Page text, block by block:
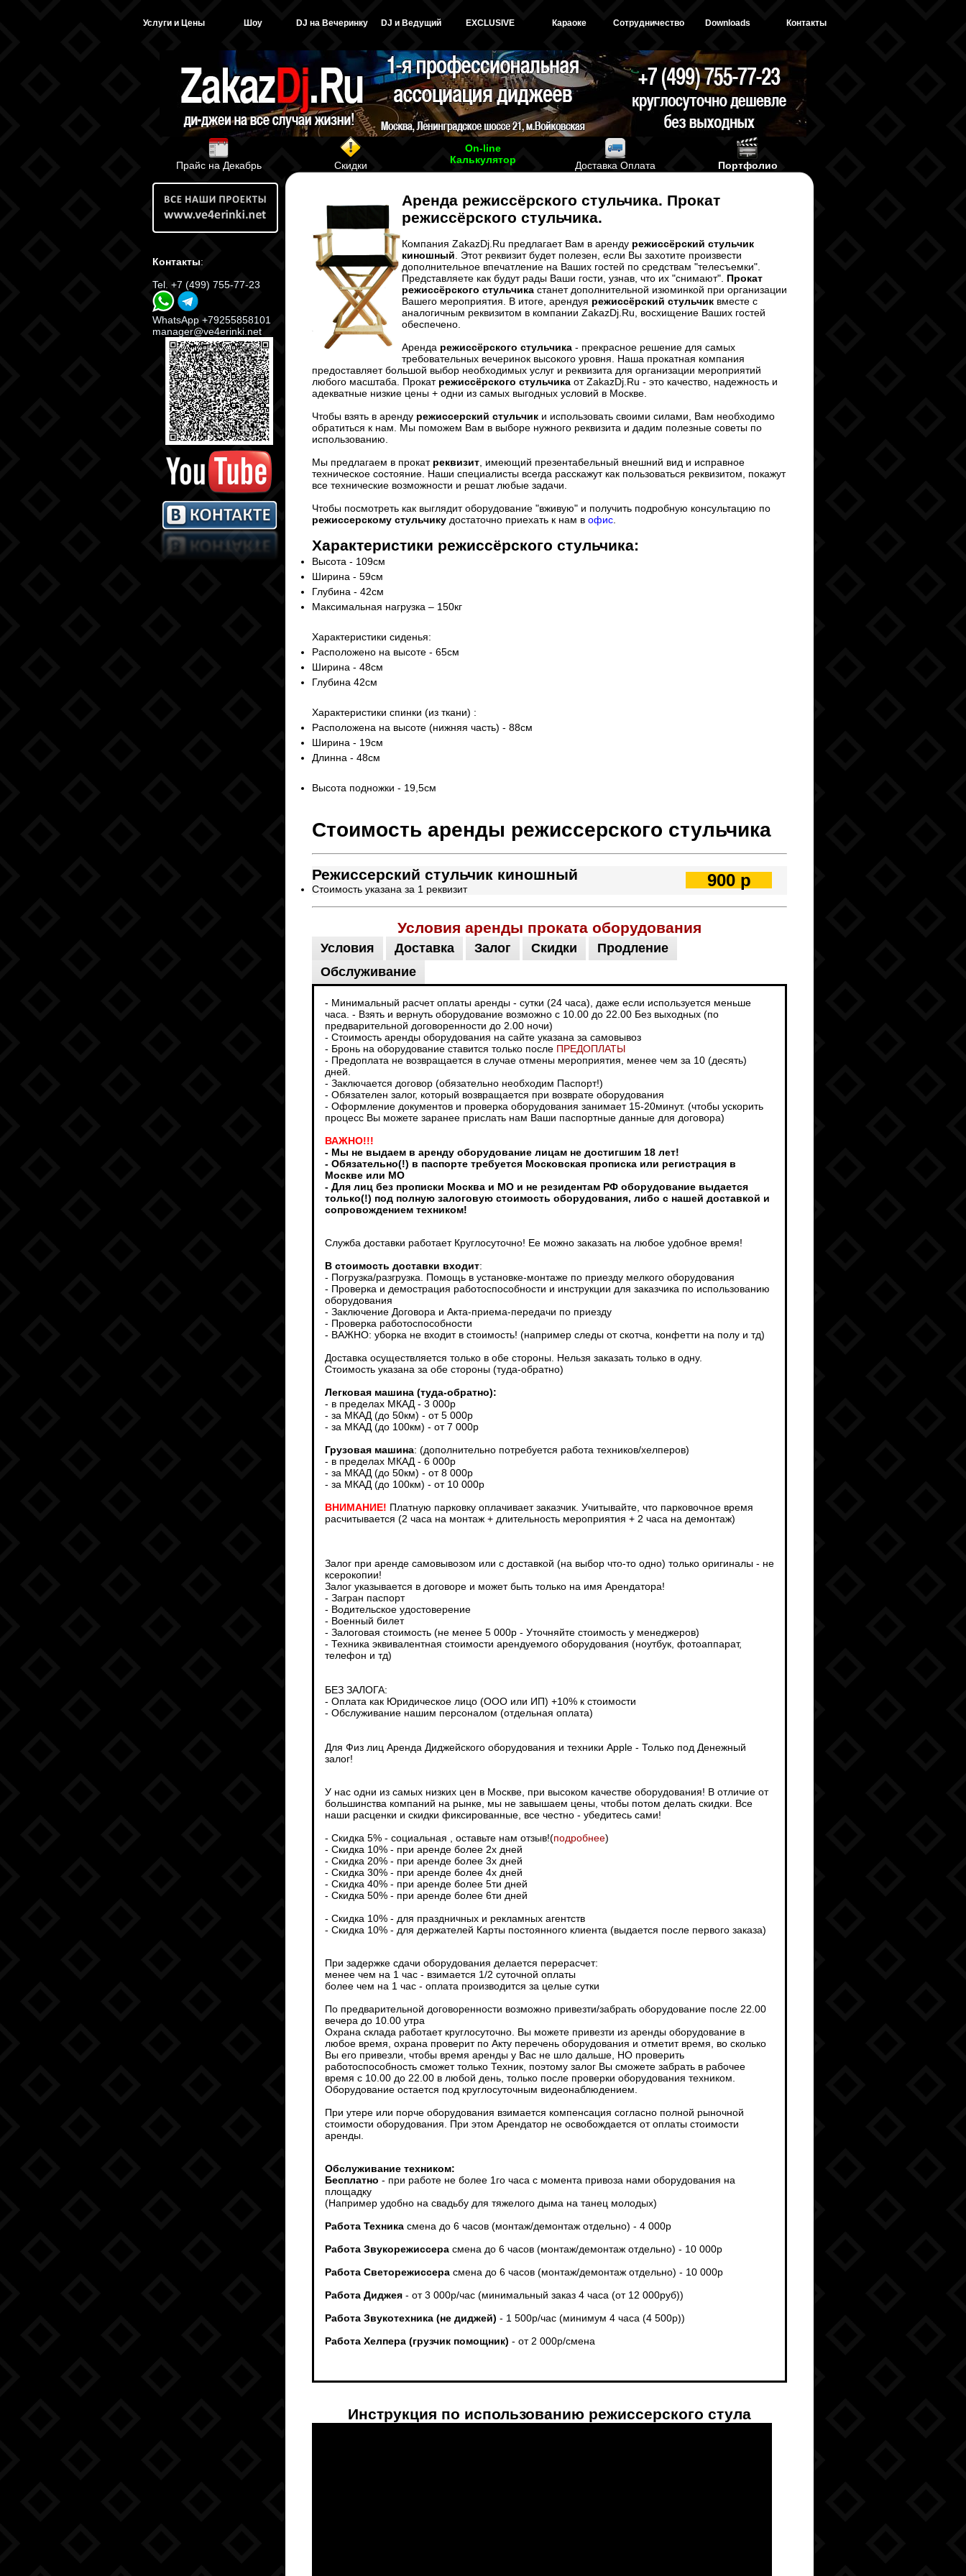
Услуги и Цены Шоу DJ на Вечеринку DJ и Ведущий EXCLUSIVE Караоке Сотрудничество Downloads Контакты
Прайс на Декабрь Скидки
On-line
Калькулятор
Доставка Оплата Портфолио
Контакты:
Tel. +7 (499) 755-77-23
WhatsApp +79255858101
manager@ve4erinki.net
Аренда режиссёрского стульчика. Прокат
режиссёрского стульчика.
Компания ZakazDj.Ru предлагает Вам в аренду режиссёрский стульчик
киношный . Этот реквизит будет полезен, если Вы захотите произвести
дополнительное впечатление на Ваших гостей по средствам "телесъемки".
Представляете как будут рады Ваши гости, узнав, что их "снимают". Прокат
режиссёрского стульчика станет дополнительной изюминкой при организации
Вашего мероприятия. В итоге, арендуя режиссёрский стульчик вместе с
аналогичным реквизитом в компании ZakazDj.Ru, восхищение Ваших гостей
обеспечено.
Аренда режиссёрского стульчика - прекрасное решение для самых
требовательных вечеринок высокого уровня. Наша прокатная компания
предоставляет большой выбор необходимых услуг и реквизита для организации мероприятий
любого масштаба. Прокат режиссёрского стульчика от ZakazDj.Ru - это качество, надежность и
адекватные низкие цены + одни из самых выгодных условий в Москве.
Чтобы взять в аренду режиссерский стульчик и использовать своими силами, Вам необходимо
обратиться к нам. Мы поможем Вам в выборе нужного реквизита и дадим полезные советы по
использованию.
Мы предлагаем в прокат реквизит , имеющий презентабельный внешний вид и исправное
техническое состояние. Наши специалисты всегда расскажут как пользоваться реквизитом, покажут
все технические возможности и решат любые задачи.
Чтобы посмотреть как выглядит оборудование "вживую" и получить подробную консультацию по
режиссерскому стульчику достаточно приехать к нам в офис
Характеристики режиссёрского стульчика:
Высота - 109см
Ширина - 59см
Глубина - 42см
Максимальная нагрузка – 150кг
Характеристики сиденья:
Расположено на высоте - 65см
Ширина - 48см
Глубина 42см
Характеристики спинки (из ткани) :
Расположена на высоте (нижняя часть) - 88см
Ширина - 19см
Длинна - 48см
Высота подножки - 19,5см
Стоимость аренды режиссерского стульчика
Режиссерский стульчик киношный
Стоимость указана за 1 реквизит 900 р
Условия аренды проката оборудования
Условия Доставка Залог Скидки
Продление
Обслуживание
- Минимальный расчет оплаты аренды - сутки (24 часа), даже если используется меньше
часа. - Взять и вернуть оборудование возможно с 10.00 до 22.00 Без выходных (по
предварительной договоренности до 2.00 ночи)
- Стоимость аренды оборудования на сайте указана за самовывоз
- Бронь на оборудование ставится только после ПРЕДОПЛАТЫ
- Предоплата не возвращается в случае отмены мероприятия, менее чем за 10 (десять)
дней.
- Заключается договор (обязательно необходим Паспорт!)
- Обязателен залог, который возвращается при возврате оборудования
- Оформление документов и проверка оборудования занимает 15-20минут. (чтобы ускорить
процесс Вы можете заранее прислать нам Ваши паспортные данные для договора)
ВАЖНО!!!
- Мы не выдаем в аренду оборудование лицам не достигшим 18 лет!
- Обязательно(!) в паспорте требуется Московская прописка или регистрация в
Москве или МО
- Для лиц без прописки Москва и МО и не резидентам РФ оборудование выдается
только(!) под полную залоговую стоимость оборудования, либо с нашей доставкой и
сопровождением техником!
Служба доставки работает Круглосуточно! Ее можно заказать на любое удобное время!
В стоимость доставки входит:
- Погрузка/разгрузка. Помощь в установке-монтаже по приезду мелкого оборудования
- Проверка и демострация работоспособности и инструкции для заказчика по использованию
оборудования
- Заключение Договора и Акта-приема-передачи по приезду
- Проверка работоспособности
- ВАЖНО: уборка не входит в стоимость! (например следы от скотча, конфетти на полу и тд)
Доставка осуществляется только в обе стороны. Нельзя заказать только в одну.
Стоимость указана за обе стороны (туда-обратно)
Легковая машина (туда-обратно):
- в пределах МКАД - 3 000р
- за МКАД (до 50км) - от 5 000р
- за МКАД (до 100км) - от 7 000р
Грузовая машина: (дополнительно потребуется работа техников/хелперов)
- в пределах МКАД - 6 000р
- за МКАД (до 50км) - от 8 000р
- за МКАД (до 100км) - от 10 000р
ВНИМАНИЕ! Платную парковку оплачивает заказчик. Учитывайте, что парковочное время
расчитывается (2 часа на монтаж + длительность мероприятия + 2 часа на демонтаж)
Залог при аренде самовывозом или с доставкой (на выбор что-то одно) только оригиналы - не
ксерокопии!
Залог указывается в договоре и может быть только на имя Арендатора!
- Загран паспорт
- Водительское удостоверение
- Военный билет
- Залоговая стоимость (не менее 5 000р - Уточняйте стоимость у менеджеров)
- Техника эквивалентная стоимости арендуемого оборудования (ноутбук, фотоаппарат,
телефон и тд)
БЕЗ ЗАЛОГА:
- Оплата как Юридическое лицо (ООО или ИП) +10% к стоимости
- Обслуживание нашим персоналом (отдельная оплата)
Для Физ лиц Аренда Диджейского оборудования и техники Apple - Только под Денежный
залог!
У нас одни из самых низких цен в Москве, при высоком качестве оборудования! В отличие от
большинства компаний на рынке, мы не завышаем цены, чтобы потом делать скидки. Все
наши расценки и скидки фиксированные, все честно - убедитесь сами!
- Скидка 5% - социальная , оставьте нам отзыв!(подробнее)
- Скидка 10% - при аренде более 2х дней
- Скидка 20% - при аренде более 3х дней
- Скидка 30% - при аренде более 4х дней
- Скидка 40% - при аренде более 5ти дней
- Скидка 50% - при аренде более 6ти дней
- Скидка 10% - для праздничных и рекламных агентств
- Скидка 10% - для держателей Карты постоянного клиента (выдается после первого заказа)
При задержке сдачи оборудования делается перерасчет:
менее чем на 1 час - взимается 1/2 суточной оплаты
более чем на 1 час - оплата производится за целые сутки
По предварительной договоренности возможно привезти/забрать оборудование после 22.00
вечера до 10.00 утра
Охрана склада работает круглосуточно. Вы можете привезти из аренды оборудование в
любое время, охрана проверит по Акту перечень оборудования и отметит время, во сколько
Вы его привезли, чтобы время аренды у Вас не шло дальше, НО проверить
работоспособность сможет только Техник, поэтому залог Вы сможете забрать в рабочее
время с 10.00 до 22.00 в любой день, только после проверки оборудования техником.
Оборудование остается под круглосуточным видеонаблюдением.
При утере или порче оборудования взимается компенсация согласно полной рыночной
стоимости оборудования. При этом Арендатор не освобождается от оплаты стоимости
аренды.
Обслуживание техником:
Бесплатно - при работе не более 1го часа с момента привоза нами оборудования на
площадку
(Например удобно на свадьбу для тяжелого дыма на танец молодых)
Работа Техника смена до 6 часов (монтаж/демонтаж отдельно) - 4 000р
Работа Звукорежиссера смена до 6 часов (монтаж/демонтаж отдельно) - 10 000р
Работа Светорежиссера смена до 6 часов (монтаж/демонтаж отдельно) - 10 000р
Работа Диджея - от 3 000р/час (минимальный заказ 4 часа (от 12 000руб))
Работа Звукотехника (не диджей) - 1 500р/час (минимум 4 часа (4 500р))
Работа Хелпера (грузчик помощник) - от 2 000р/смена
Инструкция по использованию режиссерского стула